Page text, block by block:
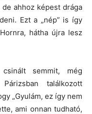
ahhoz képest drága
Ezt a „nép” is így
hátha újra lesz
semmit, még
találkozott
„Gyulám, ez így nem
ami onnan tudható,